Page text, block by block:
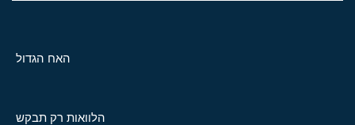
האח הגדול
הלוואות רק תבקש